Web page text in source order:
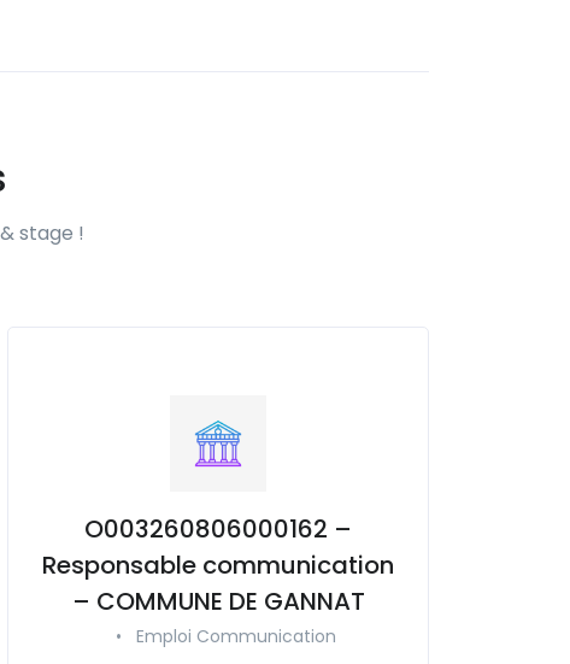
stage !
O003260806000162 –
Responsable communication
– COMMUNE DE GANNAT
• Emploi Communication